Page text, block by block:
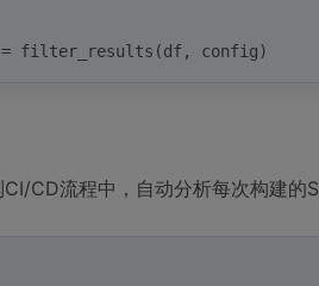
filter_results(df, config)
CD流程中，自动分析每次构建的